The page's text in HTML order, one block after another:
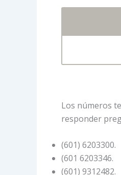
Los números
responder
(601) 6203300.
(601 6203346.
(601) 9312482.